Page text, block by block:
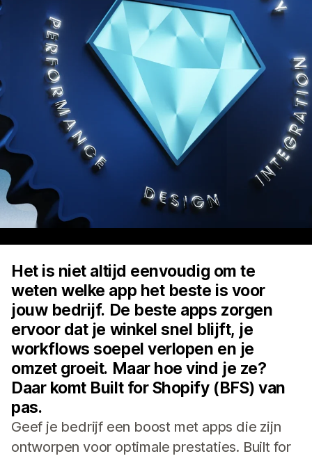
Het is niet altijd eenvoudig om te
weten welke app het beste is voor
jouw bedrijf. De beste apps zorgen
ervoor dat je winkel snel blijft, je
workflows soepel verlopen en je
omzet groeit. Maar hoe vind je ze?
Daar komt Built for Shopify (BFS) van
pas.
Geef je bedrijf een boost met apps die zijn
ontworpen voor optimale prestaties. Built for